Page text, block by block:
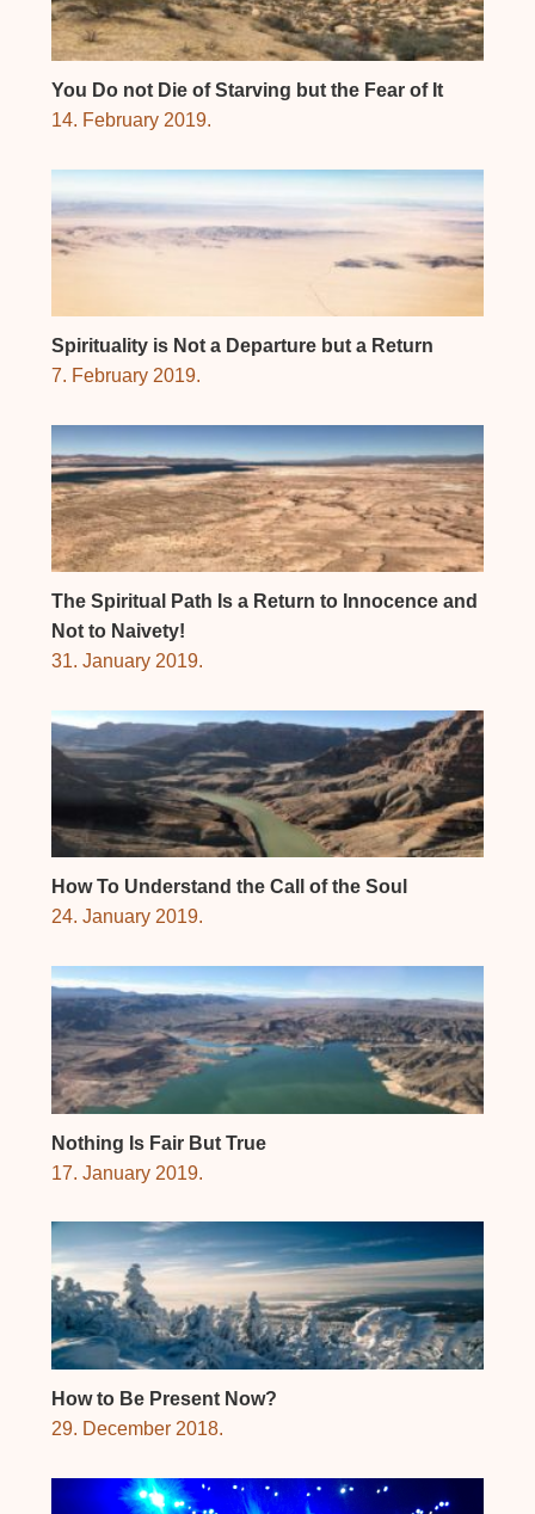
You Do not Die of Starving but the Fear of It
14. February 2019.
Spirituality is Not a Departure but a Return
7. February 2019.
The Spiritual Path Is a Return to Innocence and
Not to Naivety!
31. January 2019.
How To Understand the Call of the Soul
24. January 2019.
Nothing Is Fair But True
17. January 2019.
How to Be Present Now?
29. December 2018.